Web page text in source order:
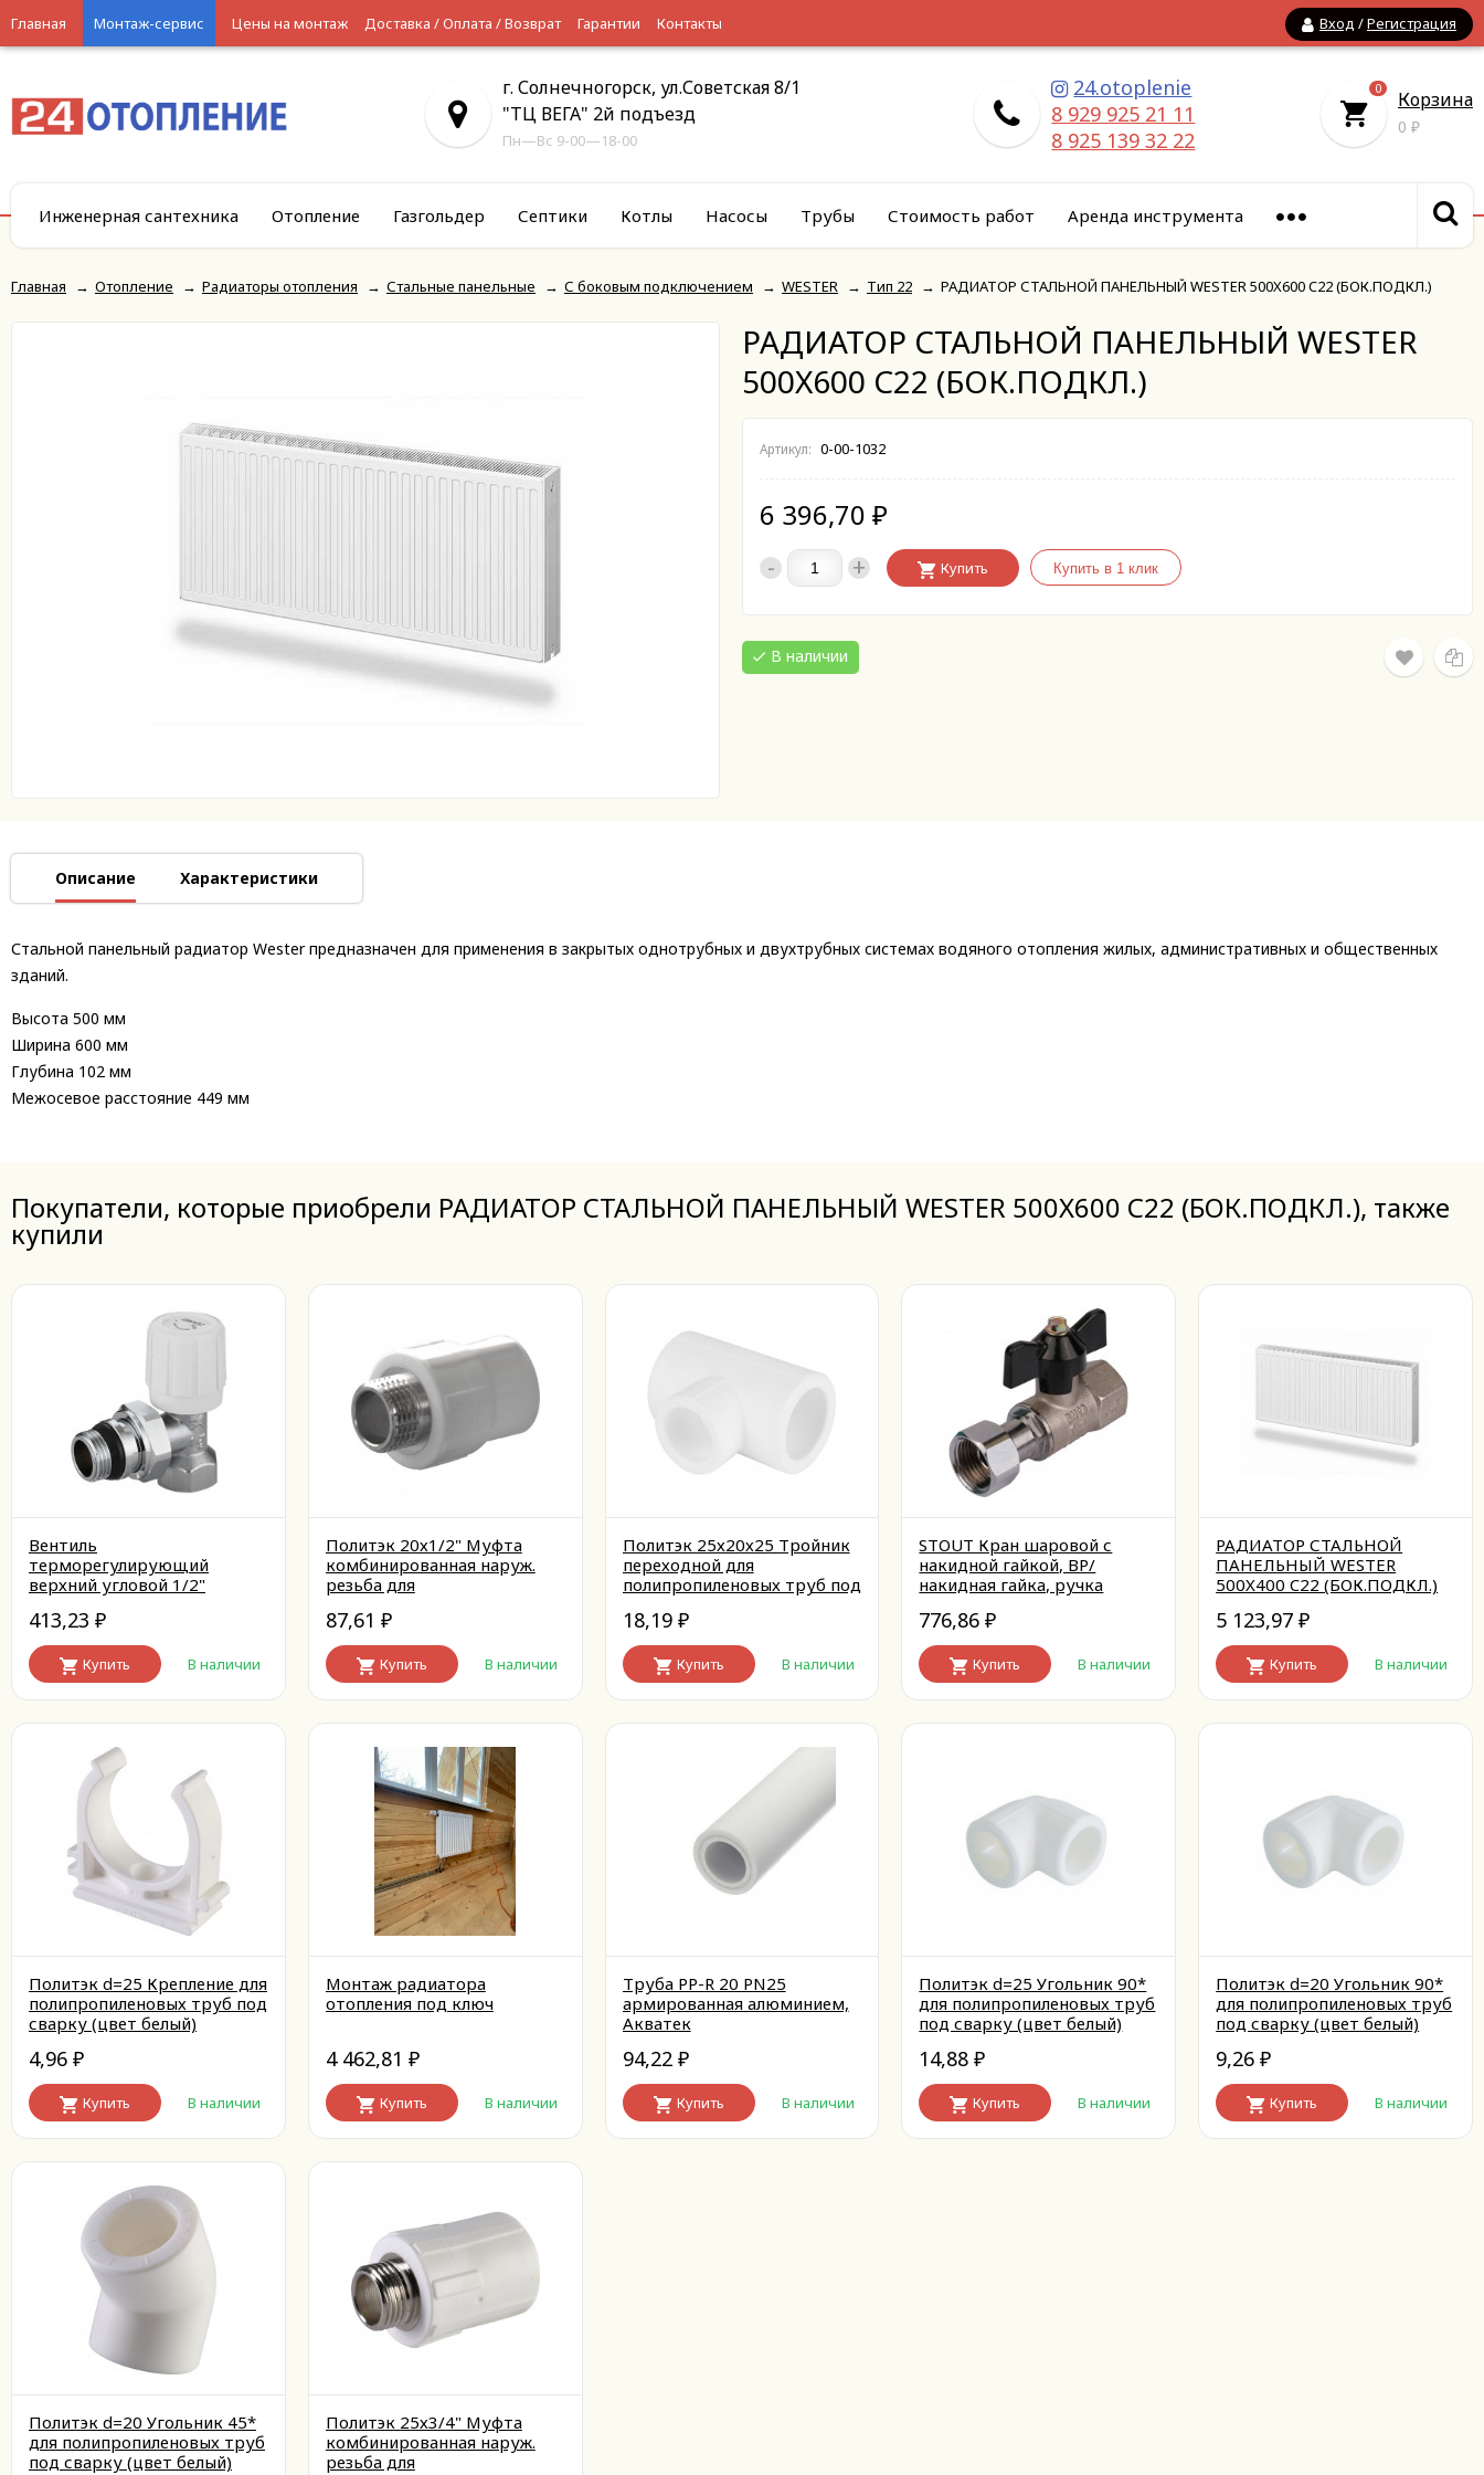
Вход /Регистрация
Главная Монтаж-сервис Цены на монтаж Доставка / Оплата / Возврат Гарантии Контакты
г. Солнечногорск, ул.Советская 8/1
"ТЦ ВЕГА" 2й подъезд
Пн—Вс 9-00—18-00
24.otoplenie
8 929 925 21 11
8 925 139 32 22
0 Корзина
0 ₽
Инженерная сантехника Отопление Газгольдер Септики Котлы Насосы Трубы Стоимость работ Аренда инструмента
Главная → Отопление → Радиаторы отопления → Стальные панельные → С боковым подключением → WESTER → Тип 22 → РАДИАТОР СТАЛЬНОЙ ПАНЕЛЬНЫЙ WESTER 500X600 C22 (БОК.ПОДКЛ.)
РАДИАТОР СТАЛЬНОЙ ПАНЕЛЬНЫЙ WESTER
500X600 C22 (БОК.ПОДКЛ.)
Артикул: 0-00-1032
6 396,70 ₽
- + Купить
В наличии
Описание Характеристики
Стальной панельный радиатор Wester предназначен для применения в закрытых однотрубных и двухтрубных системах водяного отопления жилых, административных и общественных
зданий.
Высота 500 мм
Ширина 600 мм
Глубина 102 мм
Межосевое расстояние 449 мм
Покупатели, которые приобрели РАДИАТОР СТАЛЬНОЙ ПАНЕЛЬНЫЙ WESTER 500X600 C22 (БОК.ПОДКЛ.), также
купили
Вентиль
терморегулирующий
верхний угловой 1/2"
413,23 ₽
Купить В наличии
Политэк 20х1/2" Муфта
комбинированная наруж.
резьба для
сварку (цвет белый)
87,61 ₽
Купить В наличии
Политэк 25х20х25 Тройник
переходной для
полипропиленовых труб под
18,19 ₽
Купить В наличии
STOUT Кран шаровой с
накидной гайкой, ВР/
накидная гайка, ручка
776,86₽
Купить В наличии
РАДИАТОР СТАЛЬНОЙ
ПАНЕЛЬНЫЙ WESTER
500X400 C22 (БОК.ПОДКЛ.)
5 123,97₽
Купить В наличии
Политэк d=25 Крепление для
полипропиленовых труб под
сварку (цвет белый)
4,96 ₽
Купить В наличии
Монтаж радиатора
отопления под ключ
4 462,81 ₽
Купить В наличии
Труба PP-R 20 PN25
армированная алюминием,
Акватек
94,22 ₽
Купить В наличии
Политэк d=25 Угольник 90*
для полипропиленовых труб
под сварку (цвет белый)
14,88₽
Купить В наличии
Политэк d=20 Угольник 90*
для полипропиленовых труб
под сварку (цвет белый)
9,26₽
Купить В наличии
Политэк d=20 Угольник 45*
для полипропиленовых труб
под сварку (цвет белый)
Политэк 25х3/4" Муфта
комбинированная наруж.
резьба для